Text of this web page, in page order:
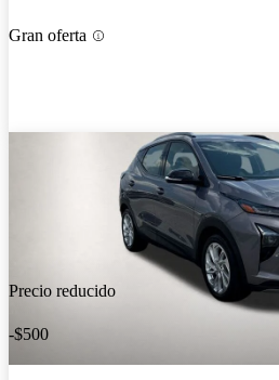
Gran oferta
Precio reducido
-$500